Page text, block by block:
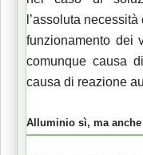
l’assoluta
funzionamento dei
comunque causa
causa di reazione
Alluminio sì, ma